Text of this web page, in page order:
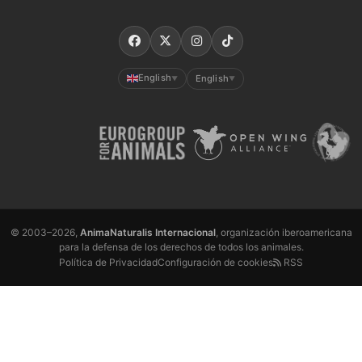
English ▼ English ▼
© 2003–2026, AnimaNaturalis Internacional, organización iberoamericana
para la defensa de los derechos de todos los animales.
Política de PrivacidadConfiguración de cookies RSS